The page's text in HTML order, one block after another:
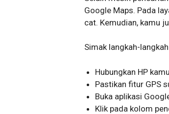
Google Maps. Pada
cat. Kemudian, kamu
Simak langkah-
Hubungkan HP
Pastikan fitur GPS
Buka aplikasi
Klik pada kolom